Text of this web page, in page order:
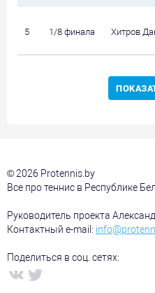
5 1/8 финала Хитров
© 2026 Protennis.by
Все про теннис в Республике
Руководитель проекта
Контактный e-mail:
Поделиться в соц. сетях: